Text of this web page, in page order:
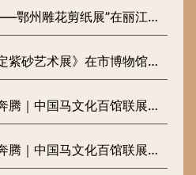
花剪纸展”在丽江市博物院开展
艺术展》在市博物馆正式开展
｜中国马文化百馆联展（六）
｜中国马文化百馆联展（五）